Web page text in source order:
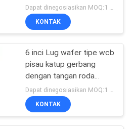
Pisau Besi Ulet
Dapat dinegosiasikan MOQ:1 buah
KONTAK
6 inci Lug wafer tipe wcb
pisau katup gerbang
dengan tangan roda
katup gerbang
manufaktur
Dapat dinegosiasikan MOQ:1 PCS
KONTAK